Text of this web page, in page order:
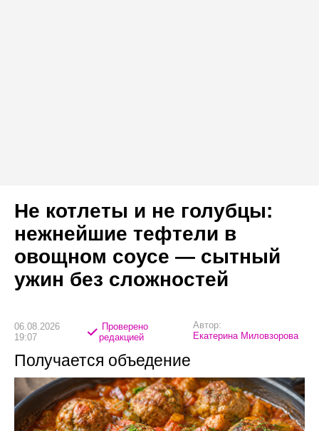
Не котлеты и не голубцы:
нежнейшие тефтели в
овощном соусе — сытный
ужин без сложностей
06.08.2026
19:07
Проверено
редакцией
Автор:
Екатерина Миловзорова
Получается объедение